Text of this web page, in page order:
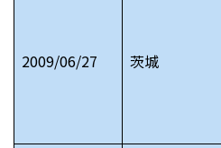
2009/06/27 茨城